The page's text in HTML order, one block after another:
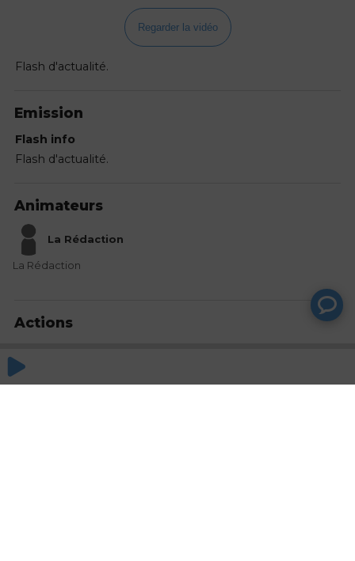
Regarder la vidéo
Flash d'actualité.
Emission
Flash info
Flash d'actualité.
Animateurs
La Rédaction
La Rédaction
Actions